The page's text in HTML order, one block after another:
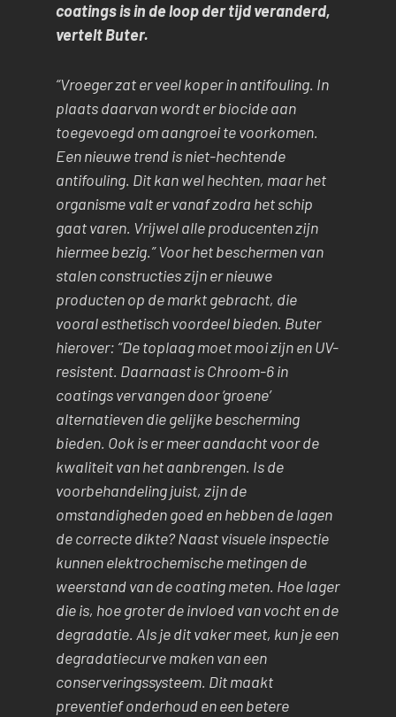
coatings is in de loop der tijd veranderd,
vertelt Buter.
“Vroeger zat er veel koper in antifouling. In
plaats daarvan wordt er biocide aan
toegevoegd om aangroei te voorkomen.
Een nieuwe trend is niet-hechtende
antifouling. Dit kan wel hechten, maar het
organisme valt er vanaf zodra het schip
gaat varen. Vrijwel alle producenten zijn
hiermee bezig.” Voor het beschermen van
stalen constructies zijn er nieuwe
producten op de markt gebracht, die
vooral esthetisch voordeel bieden. Buter
hierover: “De toplaag moet mooi zijn en UV-
resistent. Daarnaast is Chroom-6 in
coatings vervangen door ‘groene’
alternatieven die gelijke bescherming
bieden. Ook is er meer aandacht voor de
kwaliteit van het aanbrengen. Is de
voorbehandeling juist, zijn de
omstandigheden goed en hebben de lagen
de correcte dikte? Naast visuele inspectie
kunnen elektrochemische metingen de
weerstand van de coating meten. Hoe lager
die is, hoe groter de invloed van vocht en de
degradatie. Als je dit vaker meet, kun je een
degradatiecurve maken van een
conserveringssysteem. Dit maakt
preventief onderhoud en een betere